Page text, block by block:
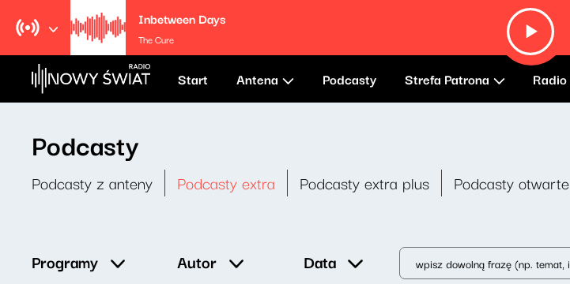
Inbetween Days
The Cure
Start Antena Podcasty Strefa Patrona Radio
Podcasty
Podcasty z anteny Podcasty extra Podcasty extra plus Podcasty otwarte
Programy Autor Data